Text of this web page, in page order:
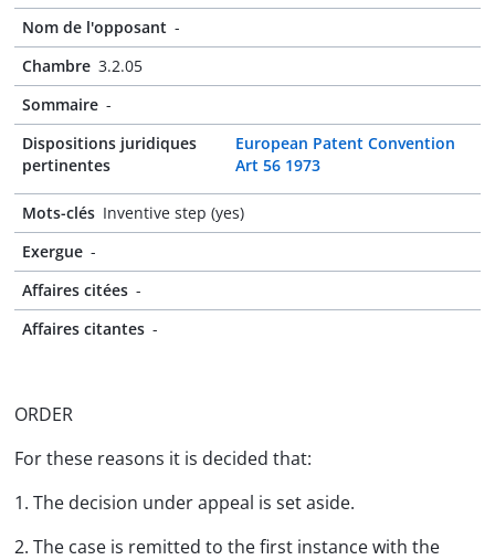
Nom de l'opposant -
Chambre 3.2.05
Sommaire -
Dispositions juridiques
pertinentes
European Patent Convention
Art 56 1973
Mots-clés Inventive step (yes)
Exergue -
Affaires citées -
Affaires citantes -
ORDER
For these reasons it is decided that:
1. The decision under appeal is set aside.
2. The case is remitted to the first instance with the